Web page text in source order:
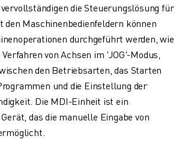
die Steuerungslösung für
den Maschinenbedienfeldern können
durchgeführt werden, wie
von Achsen im 'JOG'-Modus,
den Betriebsarten, das Starten
und die Einstellung der
Die MDI-Einheit ist ein
das die manuelle Eingabe von